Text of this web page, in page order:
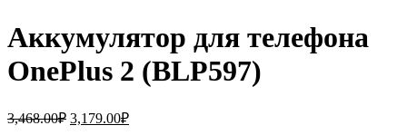
Аккумулятор для телефона
OnePlus 2 (BLP597)
3,468.00₽ Первоначальная
3,179.00₽Текущая